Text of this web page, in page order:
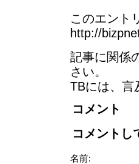
このエント
http://
記事に関係
さい。
TBには、言
コメント
コメントし
名前: